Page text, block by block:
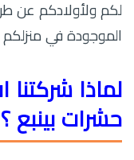
لكم ولأولادكم عن
الموجودة في منزلكم
لماذا
حشرات بينبع ؟